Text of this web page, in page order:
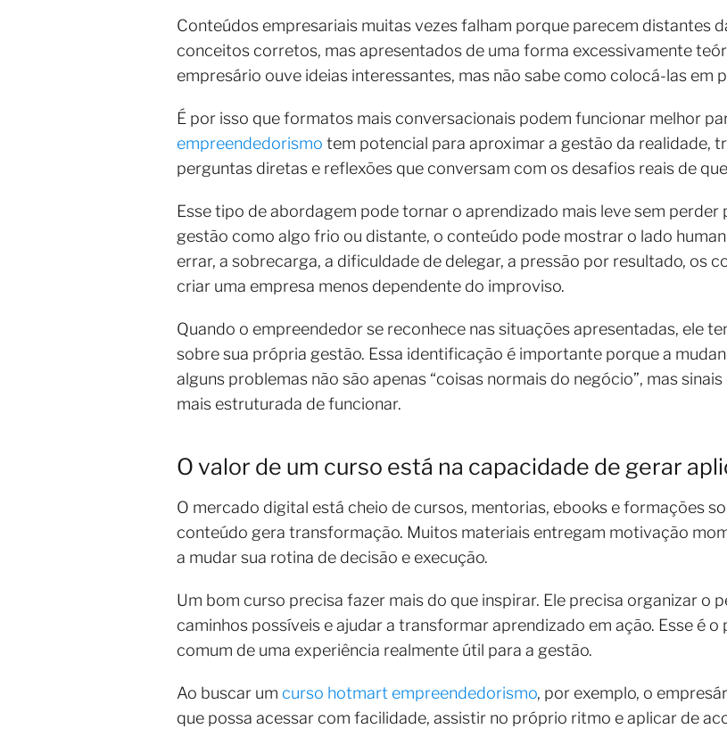
Conteúdos empresariais muitas vezes falham porque parecem distantes
conceitos corretos, mas apresentados de uma forma excessivamente
empresário ouve ideias interessantes, mas não sabe como colocá-las em
É por isso que formatos mais conversacionais podem funcionar melhor
empreendedorismo tem potencial para aproximar a gestão da realidade,
perguntas diretas e reflexões que conversam com os desafios reais de
Esse tipo de abordagem pode tornar o aprendizado mais leve sem
gestão como algo frio ou distante, o conteúdo pode mostrar o lado
errar, a sobrecarga, a dificuldade de delegar, a pressão por resultado, os
criar uma empresa menos dependente do improviso.
Quando o empreendedor se reconhece nas situações apresentadas, ele
sobre sua própria gestão. Essa identificação é importante porque a
alguns problemas não são apenas “coisas normais do negócio”, mas
mais estruturada de funcionar.
O valor de um curso está na capacidade de gerar
O mercado digital está cheio de cursos, mentorias, ebooks e formações
conteúdo gera transformação. Muitos materiais entregam motivação
a mudar sua rotina de decisão e execução.
Um bom curso precisa fazer mais do que inspirar. Ele precisa organizar o
caminhos possíveis e ajudar a transformar aprendizado em ação. Esse é
comum de uma experiência realmente útil para a gestão.
Ao buscar um curso hotmart empreendedorismo, por exemplo, o
que possa acessar com facilidade, assistir no próprio ritmo e aplicar de